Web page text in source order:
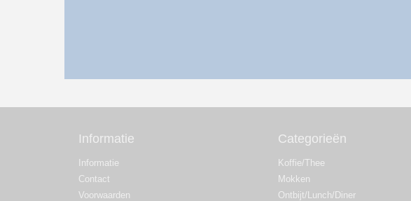
Informatie
Informatie
Contact
Voorwaarden
Categorieën
Koffie/Thee
Mokken
Ontbijt/Lunch/Diner